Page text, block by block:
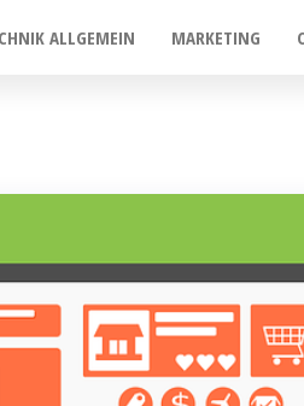
ALLGEMEIN MARKETING